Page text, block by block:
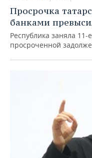
Просрочка
банками
Республика заняла
просроченной